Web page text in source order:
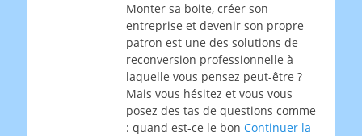
Monter sa boite, créer son
entreprise et devenir son propre
patron est une des solutions de
reconversion professionnelle à
laquelle vous pensez peut-être ?
Mais vous hésitez et vous vous
posez des tas de questions comme
: quand est-ce le bon Continuer la